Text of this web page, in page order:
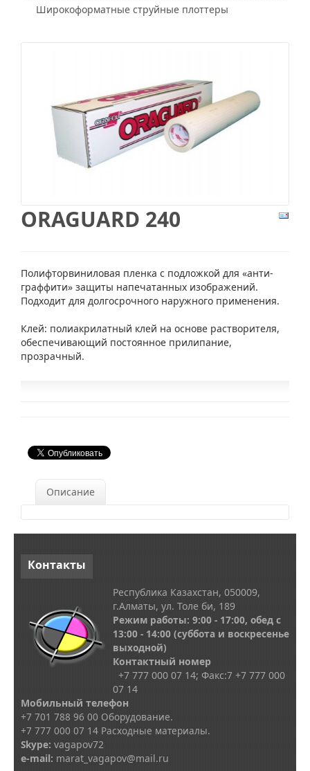
Широкоформатные струйные плоттеры
ORAGUARD 240
Полифторвиниловая пленка с подложкой для «анти-
граффити» защиты напечатанных изображений.
Подходит для долгосрочного наружного применения.
Клей: полиакрилатный клей на основе растворителя,
обеспечивающий постоянное прилипание,
прозрачный.
Описание
Контакты
Республика Казахстан, 050009,
г.Алматы, ул. Толе би, 189
Режим работы: 9:00 - 17:00, обед с
13:00 - 14:00 (суббота и воскресенье
выходной)
Контактный номер
+7 777 000 07 14; Факс:7 +7 777 000
07 14
Мобильный телефон
+7 701 788 96 00 Оборудование.
+7 777 000 07 14 Расходные материалы.
Skype: vagapov72
e-mail: marat_vagapov@mail.ru